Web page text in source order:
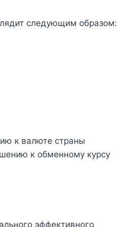
следующим образом:
к валюте страны
к обменному курсу
эффективного